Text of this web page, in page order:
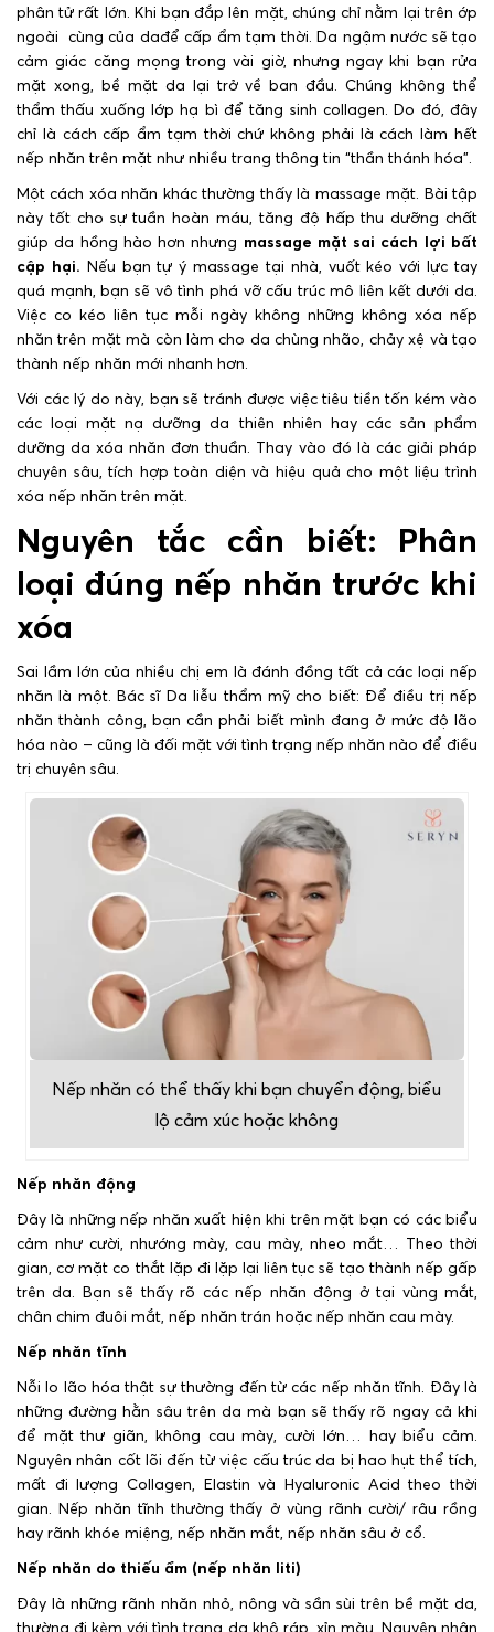
phân tử rất lớn. Khi bạn đắp lên mặt, chúng chỉ nằm lại trên ớp
ngoài cùng của dađể cấp ẩm tạm thời. Da ngậm nước sẽ tạo
cảm giác căng mọng trong vài giờ, nhưng ngay khi bạn rửa
mặt xong, bề mặt da lại trở về ban đầu. Chúng không thể
thẩm thấu xuống lớp hạ bì để tăng sinh collagen. Do đó, đây
chỉ là cách cấp ẩm tạm thời chứ không phải là cách làm hết
nếp nhăn trên mặt như nhiều trang thông tin “thần thánh hóa”.
Một cách xóa nhăn khác thường thấy là massage mặt. Bài tập
này tốt cho sự tuần hoàn máu, tăng độ hấp thu dưỡng chất
giúp da hồng hào hơn nhưng massage mặt sai cách lợi bất
cập hại. Nếu bạn tự ý massage tại nhà, vuốt kéo với lực tay
quá mạnh, bạn sẽ vô tình phá vỡ cấu trúc mô liên kết dưới da.
Việc co kéo liên tục mỗi ngày không những không xóa nếp
nhăn trên mặt mà còn làm cho da chùng nhão, chảy xệ và tạo
thành nếp nhăn mới nhanh hơn.
Với các lý do này, bạn sẽ tránh được việc tiêu tiền tốn kém vào
các loại mặt nạ dưỡng da thiên nhiên hay các sản phẩm
dưỡng da xóa nhăn đơn thuần. Thay vào đó là các giải pháp
chuyên sâu, tích hợp toàn diện và hiệu quả cho một liệu trình
xóa nếp nhăn trên mặt.
Nguyên tắc cần biết: Phân
loại đúng nếp nhăn trước khi
xóa
Sai lầm lớn của nhiều chị em là đánh đồng tất cả các loại nếp
nhăn là một. Bác sĩ Da liễu thẩm mỹ cho biết: Để điều trị nếp
nhăn thành công, bạn cần phải biết mình đang ở mức độ lão
hóa nào – cũng là đối mặt với tình trạng nếp nhăn nào để điều
trị chuyên sâu.
Nếp nhăn có thể thấy khi bạn chuyển động, biểu
lộ cảm xúc hoặc không
Nếp nhăn động
Đây là những nếp nhăn xuất hiện khi trên mặt bạn có các biểu
cảm như cười, nhướng mày, cau mày, nheo mắt… Theo thời
gian, cơ mặt co thắt lặp đi lặp lại liên tục sẽ tạo thành nếp gấp
trên da. Bạn sẽ thấy rõ các nếp nhăn động ở tại vùng mắt,
chân chim đuôi mắt, nếp nhăn trán hoặc nếp nhăn cau mày.
Nếp nhăn tĩnh
Nỗi lo lão hóa thật sự thường đến từ các nếp nhăn tĩnh. Đây là
những đường hằn sâu trên da mà bạn sẽ thấy rõ ngay cả khi
để mặt thư giãn, không cau mày, cười lớn… hay biểu cảm.
Nguyên nhân cốt lõi đến từ việc cấu trúc da bị hao hụt thể tích,
mất đi lượng Collagen, Elastin và Hyaluronic Acid theo thời
gian. Nếp nhăn tĩnh thường thấy ở vùng rãnh cười/ râu rồng
hay rãnh khóe miệng, nếp nhăn mắt, nếp nhăn sâu ở cổ.
Nếp nhăn do thiếu ẩm (nếp nhăn liti)
Đây là những rãnh nhăn nhỏ, nông và sần sùi trên bề mặt da,
thường đi kèm với tình trạng da khô ráp, xỉn màu. Nguyên nhân